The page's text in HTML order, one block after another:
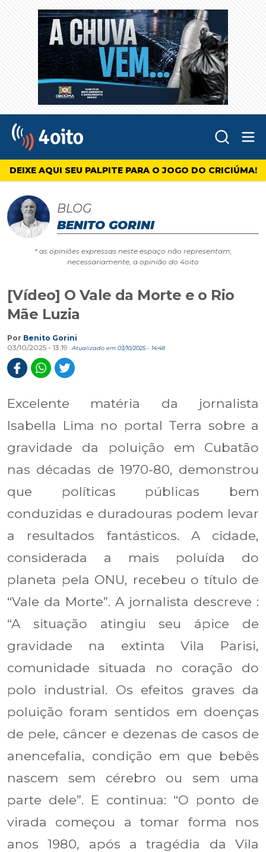
4oito
DEIXE AQUI SEU PALPITE PARA O JOGO DO CRICIÚMA!
BLOG
BENITO GORINI
* as opiniões expressas neste espaço não representam,
necessariamente, a opinião do 4oito
[Vídeo] O Vale da Morte e o Rio
Mãe Luzia
Por Benito Gorini
03/10/2025 - 13:19
Atualizado em 03/10/2025 - 14:48
Excelente matéria da jornalista
Isabella Lima no portal Terra sobre a
gravidade da poluição em Cubatão
nas décadas de 1970-80, demonstrou
que políticas públicas bem
conduzidas e duradouras podem levar
a resultados fantásticos. A cidade,
considerada a mais poluída do
planeta pela ONU, recebeu o título de
“Vale da Morte”. A jornalista descreve :
“A situação atingiu seu ápice de
gravidade na extinta Vila Parisi,
comunidade situada no coração do
polo industrial. Os efeitos graves da
poluição foram sentidos em doenças
de pele, câncer e dezenas de casos de
anencefalia, condição em que bebês
nascem sem cérebro ou sem uma
parte dele”. E continua: “O ponto de
virada começou a tomar forma nos
anos 1980, após a tragédia da Vila